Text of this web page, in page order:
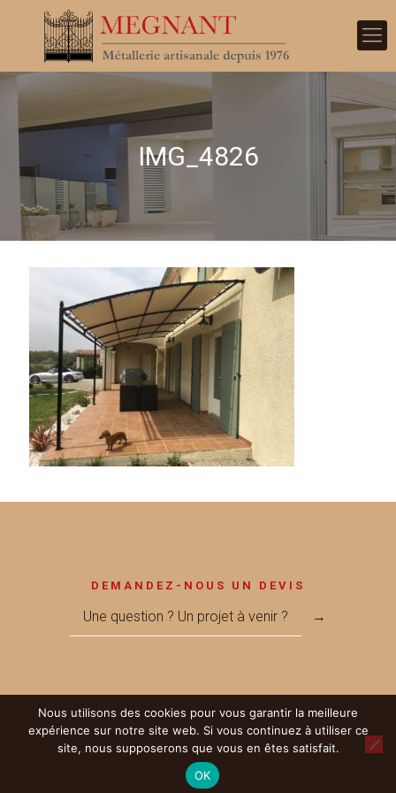
IMG_4826
DEMANDEZ-NOUS UN DEVIS
Une question ? Un projet à venir ? →
© 2017 Métallerie MEGNANT - Réalisé par LICOM Développement
Mentions Légales|RGPD|Partenaires
Nous utilisons des cookies pour vous garantir la meilleure
expérience sur notre site web. Si vous continuez à utiliser ce
site, nous supposerons que vous en êtes satisfait.
OK